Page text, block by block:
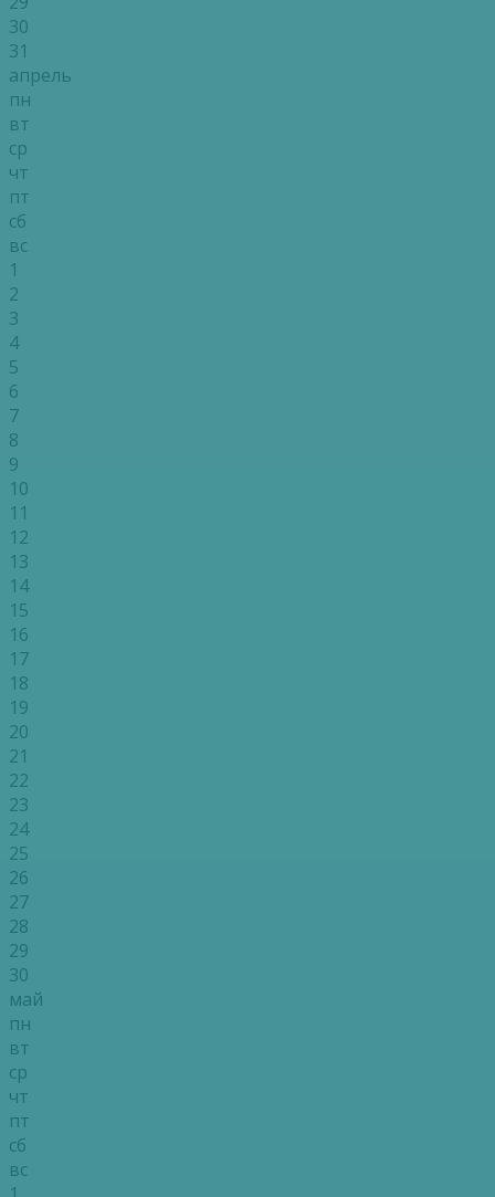
30
31
апрель
пн
вт
ср
чт
пт
сб
вс
1
2
3
4
5
6
7
8
9
10
11
12
13
14
15
16
17
18
19
20
21
22
23
24
25
26
27
28
29
30
май
пн
вт
ср
чт
пт
сб
вс